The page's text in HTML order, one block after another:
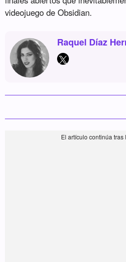
videojuego de Obsidian.
Raquel Díaz